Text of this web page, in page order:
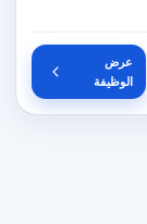
عرض
الوظيفة